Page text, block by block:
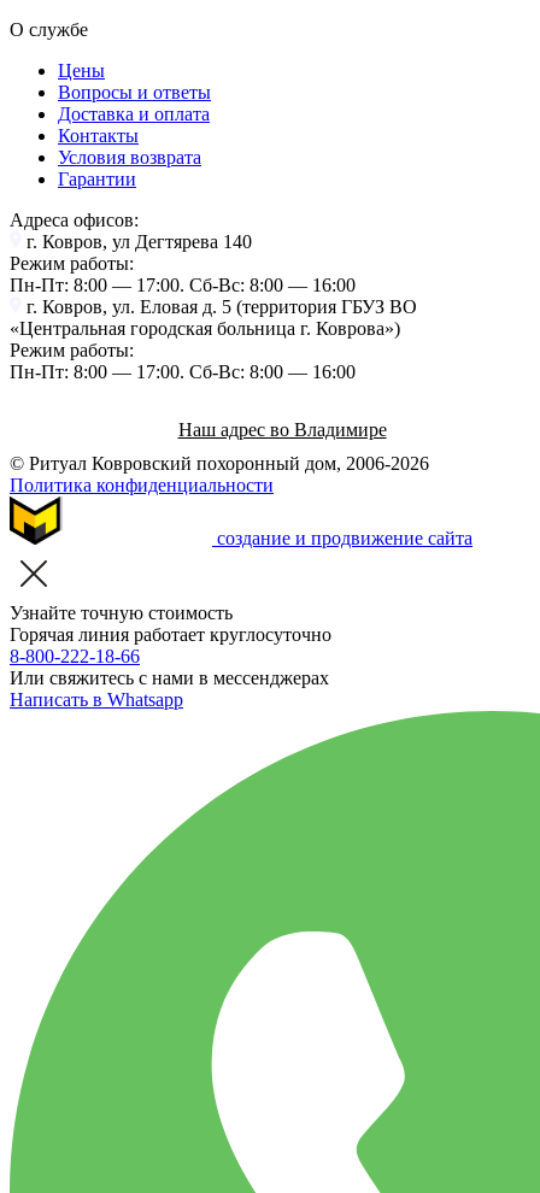
О службе
Цены
Вопросы и ответы
Доставка и оплата
Контакты
Условия возврата
Гарантии
Адреса офисов:
г. Ковров, ул Дегтярева 140
Режим работы:
Пн-Пт: 8:00 — 17:00. Cб-Вс: 8:00 — 16:00
г. Ковров, ул. Еловая д. 5 (территория ГБУЗ ВО
«Центральная городская больница г. Коврова»)
Режим работы:
Пн-Пт: 8:00 — 17:00. Cб-Вс: 8:00 — 16:00
Наш адрес во Владимире
© Ритуал Ковровский похоронный дом, 2006-2026
Политика конфиденциальности
создание и продвижение сайта
Узнайте точную стоимость
Горячая линия работает круглосуточно
8-800-222-18-66
Или свяжитесь с нами в мессенджерах
Написать в Whatsapp